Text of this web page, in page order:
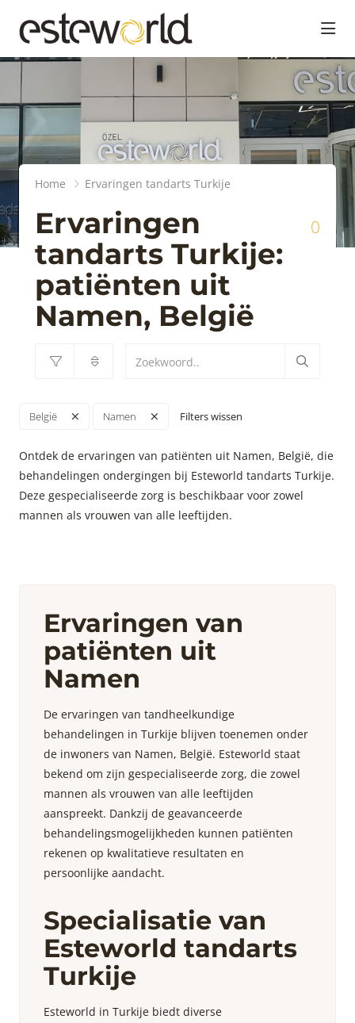
Home Ervaringen tandarts Turkije
Ervaringen
tandarts Turkije:
patiënten uit
Namen, België
0
België Namen Filters wissen
Ontdek de ervaringen van patiënten uit Namen, België, die
behandelingen ondergingen bij Esteworld tandarts Turkije.
Deze gespecialiseerde zorg is beschikbaar voor zowel
mannen als vrouwen van alle leeftijden.
Ervaringen van
patiënten uit
Namen
De ervaringen van tandheelkundige
behandelingen in Turkije blijven toenemen onder
de inwoners van Namen, België. Esteworld staat
bekend om zijn gespecialiseerde zorg, die zowel
mannen als vrouwen van alle leeftijden
aanspreekt. Dankzij de geavanceerde
behandelingsmogelijkheden kunnen patiënten
rekenen op kwalitatieve resultaten en
persoonlijke aandacht.
Specialisatie van
Esteworld tandarts
Turkije
Esteworld in Turkije biedt diverse